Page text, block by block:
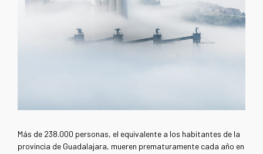
Más de 238.000 personas, el equivalente a los habitantes de la
provincia de Guadalajara, mueren prematuramente cada año en